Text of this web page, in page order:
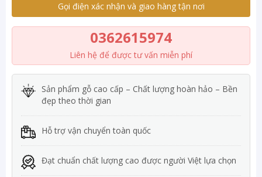
Gọi điện xác nhận và giao hàng tận nơi
0362615974
Liên hệ để được tư vấn miễn phí
Sản phẩm gỗ cao cấp – Chất lượng hoàn hảo – Bền
đẹp theo thời gian
Hỗ trợ vận chuyển toàn quốc
Đạt chuẩn chất lượng cao được người Việt lựa chọn